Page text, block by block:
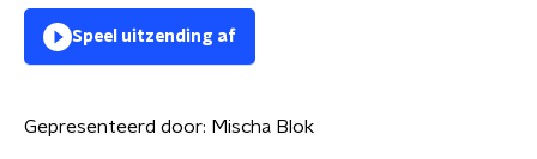
Speel uitzending af
Gepresenteerd door: Mischa Blok